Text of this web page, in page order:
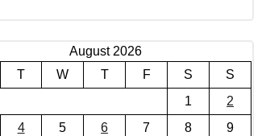
August 2026
T W T F S
S
1
2
4 5 6 7 8
9